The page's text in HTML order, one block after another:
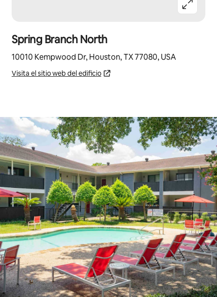
Spring Branch North
10010 Kempwood Dr, Houston, TX 77080, USA
Visita el sitio web del edificio